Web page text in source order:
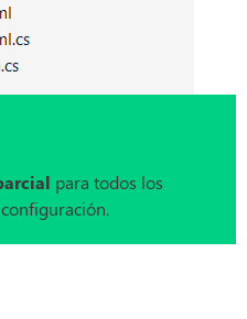
para todos los